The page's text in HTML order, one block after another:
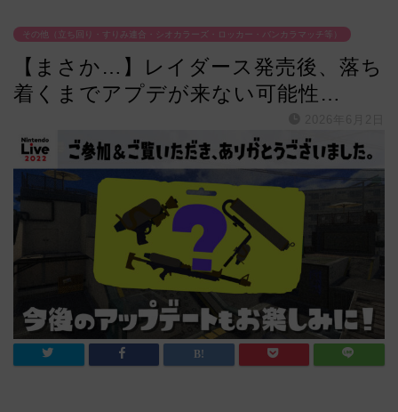
その他（立ち回り・すりみ連合・シオカラーズ・ロッカー・バンカラマッチ等）
【まさか…】レイダース発売後、落ち
着くまでアプデが来ない可能性…